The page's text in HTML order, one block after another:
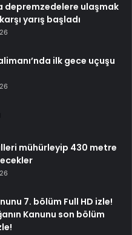
depremzedelere ulaşmak
yarış başladı
ilk gece uçuşu
mühürleyip 430 metre
7. bölüm Full HD izle!
Kanunu son bölüm